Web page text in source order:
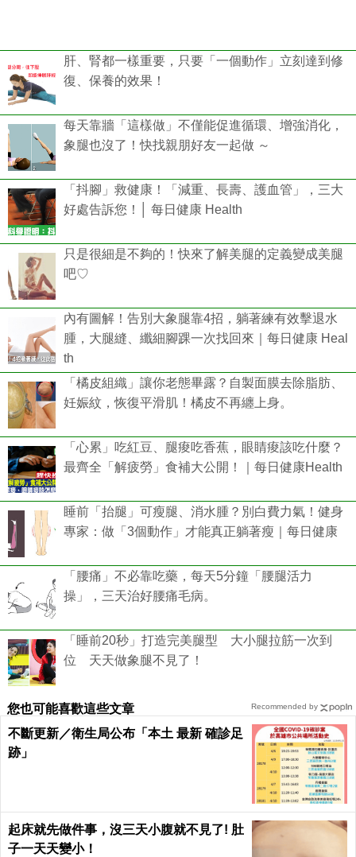
肝、腎都一樣重要，只要「一個動作」立刻達到修
復、保養的效果！
每天靠牆「這樣做」不僅能促進循環、增強消化，
象腿也沒了！快找親朋好友一起做 ～
「抖腳」救健康！「減重、長壽、護血管」，三大
好處告訴您！│ 每日健康 Health
只是很細是不夠的！快來了解美腿的定義變成美腿
吧♡
內有圖解！告別大象腿靠4招，躺著練有效擊退水
腫，大腿縫、纖細腳踝一次找回來｜每日健康 Heal
th
「橘皮組織」讓你老態畢露？自製面膜去除脂肪、
妊娠紋，恢復平滑肌！橘皮不再纏上身。
「心累」吃紅豆、腿痠吃香蕉，眼睛痠該吃什麼？
最齊全「解疲勞」食補大公開！｜每日健康Health
睡前「抬腿」可瘦腿、消水腫？別白費力氣！健身
專家：做「3個動作」才能真正躺著瘦｜每日健康
「腰痛」不必靠吃藥，每天5分鐘「腰腿活力
操」，三天治好腰痛毛病。
「睡前20秒」打造完美腿型 大小腿拉筋一次到
位 天天做象腿不見了！
您也可能喜歡這些文章
不斷更新／衛生局公布「本土 最新 確診足
跡」
起床就先做件事，沒三天小腹就不見了! 肚
子一天天變小！
Recommended by